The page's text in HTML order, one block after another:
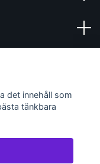
det innehåll som
tänkbara